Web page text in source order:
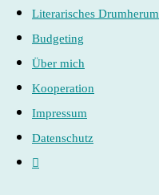
Literarisches Drumherum
Budgeting
Über mich
Kooperation
Impressum
Datenschutz
Website-